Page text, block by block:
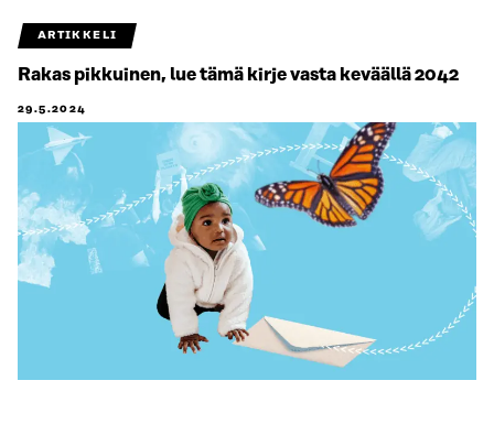
ARTIKKELI
Rakas pikkuinen, lue tämä kirje vasta keväällä 2042
29.5.2024